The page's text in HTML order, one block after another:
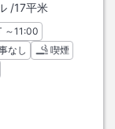
/17平米
チェックアウト
～11:00
なし
喫煙